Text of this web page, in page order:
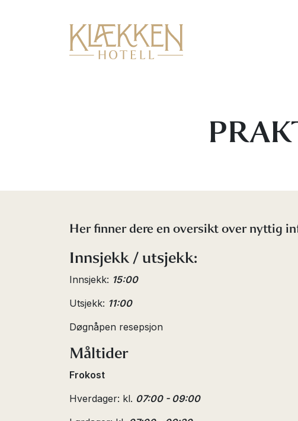
Her finner dere en oversikt over nyttig
Innsjekk / utsjekk:
Innsjekk: 15:00
Utsjekk: 11:00
Døgnåpen resepsjon
Måltider
Frokost
Hverdager: kl. 07:00 - 09:00